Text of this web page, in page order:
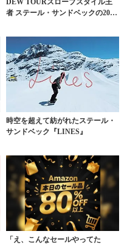
DEW TOURスロープスタイル王
者 ステール・サンドベックの2018
時空を超えて紡がれたステール・
サンドベック『LINES』
「え、こんなセールやってた